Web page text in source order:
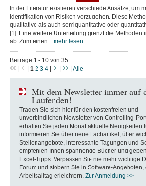
In der Literatur existieren verschiede Ansätze, um
Identifikation von Risiken vorzugehen. Diese
qualitative als auch semiquantitative oder
[1]. Eine weitere Unterteilung grenzt die Methoden
ab. Zum einen... mehr lesen
Beiträge 1 - 10 von 35
|
| 1 2 3 4 | | | Alle
Mit dem Newsletter immer auf
Laufenden!
Tragen Sie sich hier für den kostenfreien und
unverbindlichen Newsletter von Controlling-
erhalten Sie jeden Monat aktuelle Neuigkeiten
informieren Sie über neue Fachartikel, über
Stellenangebote, interessante Tagungen und
empfehlen Ihnen spannende Bücher und
Excel-Tipps. Verpassen Sie nie mehr wichtige
Forum und stöbern Sie in Software-Angeboten,
Arbeitsalltag erleichtern. Zur Anmeldung >>